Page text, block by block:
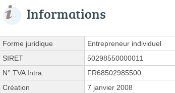
Informations
Forme juridique
Entrepreneur individuel
SIRET
50298550000011
N° TVA Intra.
FR68502985500
Création
7 janvier 2008